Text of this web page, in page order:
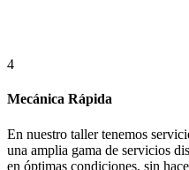
4
Mecánica Rápida
En nuestro taller tenemos
una amplia gama de servicios
en óptimas condiciones, sin